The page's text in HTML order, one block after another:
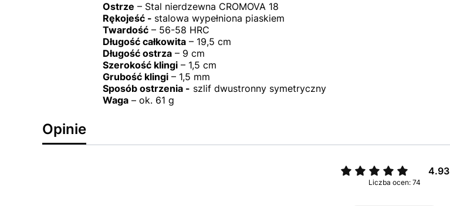
Ostrze – Stal nierdzewna CROMOVA 18
Rękojeść - stalowa wypełniona piaskiem
Twardość– 56-58 HRC
Długość całkowita– 19,5 cm
Długość ostrza– 9 cm
Szerokość klingi– 1,5 cm
Grubość klingi– 1,5 mm
Sposób ostrzenia - szlif dwustronny symetryczny
Waga– ok. 61 g
Opinie
4.93
Liczba ocen: 74